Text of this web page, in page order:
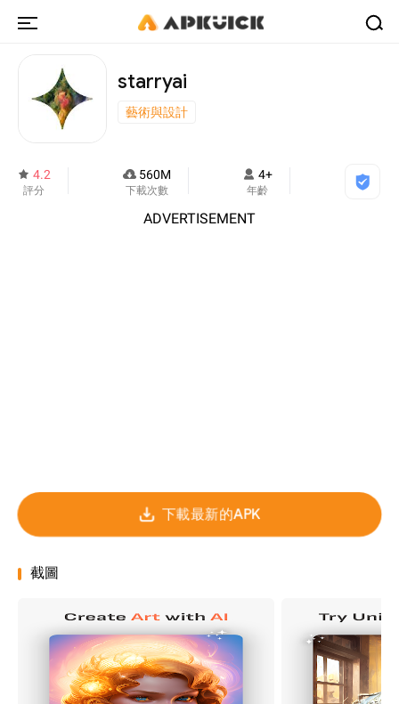
starryai
藝術與設計
4.2
評分
560M
下載次數
4+
年齡
ADVERTISEMENT
下載最新的APK
截圖